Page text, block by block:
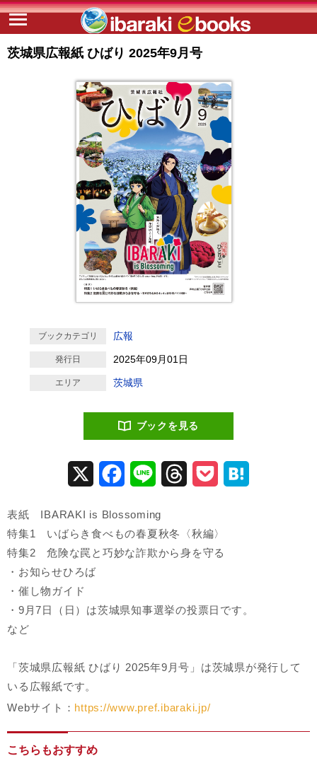
茨城県広報紙 ひばり 2025年9月号
ブックカテゴリ 広報
発行日 2025年09月01日
エリア 茨城県
ブックを見る
Facebook
Line ThreadsPocket
表紙 IBARAKI is Blossoming
特集1 いばらき食べもの春夏秋冬〈秋編〉
特集2 危険な罠と巧妙な詐欺から身を守る
・お知らせひろば
・催し物ガイド
・9月7日（日）は茨城県知事選挙の投票日です。
など
「茨城県広報紙 ひばり 2025年9月号」は茨城県が発行して
いる広報紙です。
Webサイト： https://www.pref.ibaraki.jp/
こちらもおすすめ